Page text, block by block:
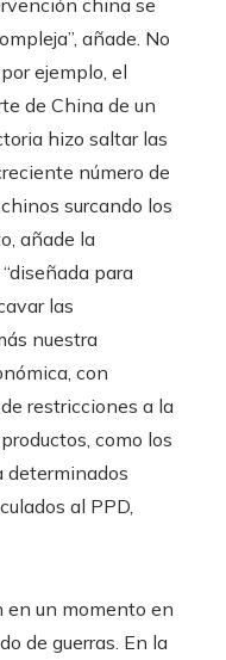
china se
añade. No
ejemplo, el
de China de un
hizo saltar las
número de
surcando los
añade la
para
las
nuestra
con
restricciones a la
como los
determinados
al PPD,
en un momento en
de guerras. En la